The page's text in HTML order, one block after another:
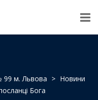
99 м. Львова > Новини
Бога